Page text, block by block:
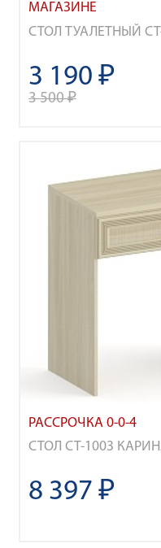
МАГАЗИНЕ
СТОЛ ТУАЛЕТНЫЙ
3 190 ₽
3 500 ₽
РАССРОЧКА 0-0-4
СТОЛ СТ-1003
8 397 ₽